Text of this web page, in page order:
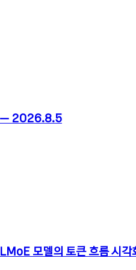
– 2026.8.5
모델의 토큰 흐름 시각